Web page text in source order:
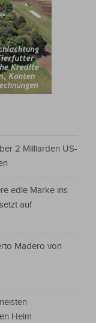
2 Milliarden US-
edle Marke ins
auf
Madero von
Helm